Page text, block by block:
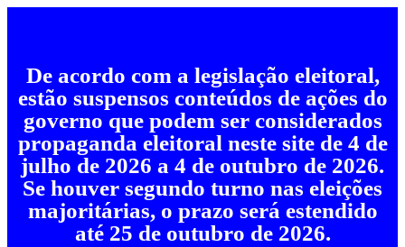
De acordo com a legislação eleitoral,
estão suspensos conteúdos de ações do
governo que podem ser considerados
propaganda eleitoral neste site de 4 de
julho de 2026 a 4 de outubro de 2026.
Se houver segundo turno nas eleições
majoritárias, o prazo será estendido
até 25 de outubro de 2026.